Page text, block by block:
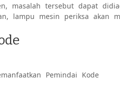
masalah tersebut dapat
lampu mesin periksa akan
Pemindai Kode